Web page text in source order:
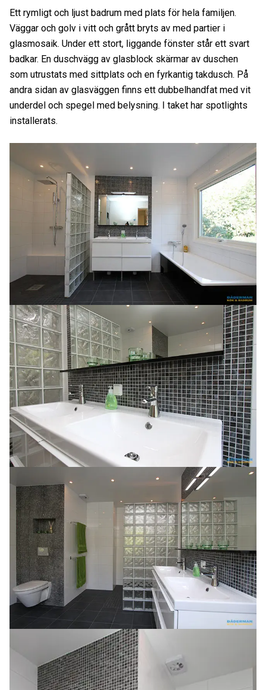
Ett rymligt och ljust badrum med plats för hela familjen.
Väggar och golv i vitt och grått bryts av med partier i
glasmosaik. Under ett stort, liggande fönster står ett svart
badkar. En duschvägg av glasblock skärmar av duschen
som utrustats med sittplats och en fyrkantig takdusch. På
andra sidan av glasväggen finns ett dubbelhandfat med vit
underdel och spegel med belysning. I taket har spotlights
installerats.